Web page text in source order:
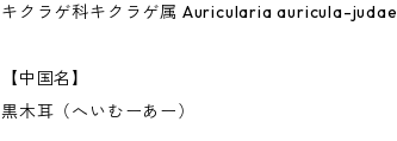
キクラゲ科キクラゲ属 Auricularia auricula-judae
【中国名】
黒木耳（へいむーあー）